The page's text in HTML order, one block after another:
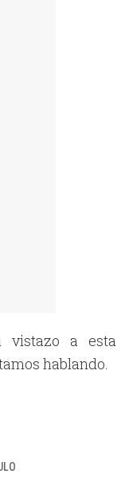
vistazo a esta
hablando.